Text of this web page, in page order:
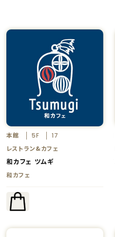
本館 5F
17
レストラン&カフェ
和カフェ ツムギ
和カフェ